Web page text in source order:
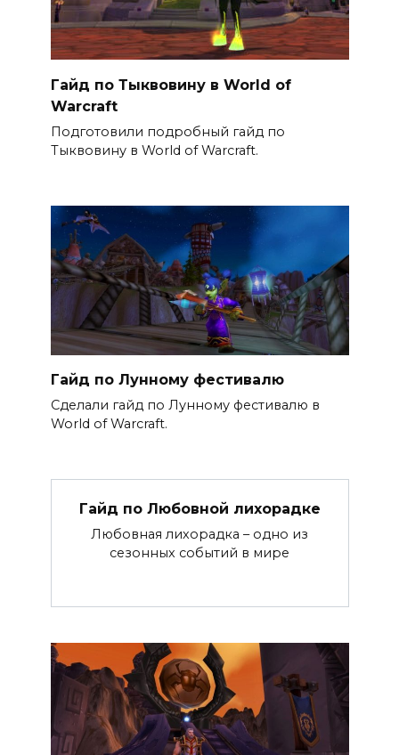
Гайд по Тыквовину в World of
Warcraft
Подготовили подробный гайд по
Тыквовину в World of Warcraft.
Гайд по Лунному фестивалю
Сделали гайд по Лунному фестивалю в
World of Warcraft.
Гайд по Любовной лихорадке
Любовная лихорадка – одно из
сезонных событий в мире